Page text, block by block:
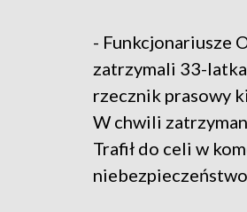
- Funkcjonariusze
zatrzymali 33-latka
rzecznik prasowy
W chwili
Trafił do celi w
niebezpieczeństwo.